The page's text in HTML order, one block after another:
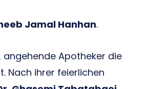
Jamal Hanhan.
Apotheker die
Nach ihrer feierlichen